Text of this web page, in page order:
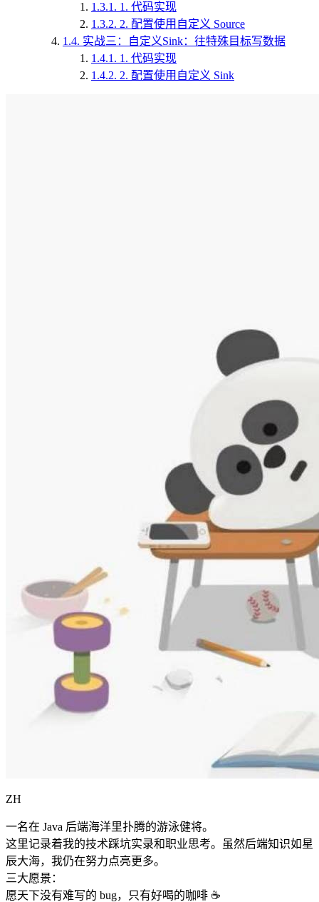
1.3.1. 1. 代码实现
1.3.2. 2. 配置使用自定义 Source
1.4. 实战三：自定义Sink：往特殊目标写数据
1.4.1. 1. 代码实现
1.4.2. 2. 配置使用自定义 Sink
ZH
一名在 Java 后端海洋里扑腾的游泳健将。
这里记录着我的技术踩坑实录和职业思考。虽然后端知识如星
辰大海，我仍在努力点亮更多。
三大愿景：
愿天下没有难写的 bug，只有好喝的咖啡 ☕️